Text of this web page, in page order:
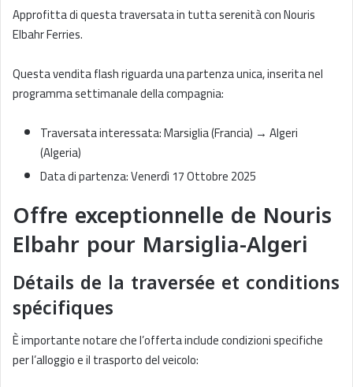
Approfitta di questa traversata in tutta serenità con Nouris
Elbahr Ferries.
Questa vendita flash riguarda una partenza unica, inserita nel
programma settimanale della compagnia:
Traversata interessata: Marsiglia (Francia) → Algeri
(Algeria)
Data di partenza: Venerdì 17 Ottobre 2025
Offre exceptionnelle de Nouris
Elbahr pour Marsiglia-Algeri
Détails de la traversée et conditions
spécifiques
È importante notare che l’offerta include condizioni specifiche
per l’alloggio e il trasporto del veicolo: